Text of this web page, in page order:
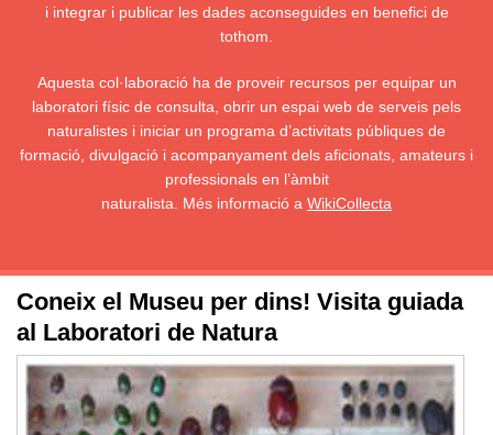
i integrar i publicar les dades aconseguides en benefici de
tothom.
Aquesta col·laboració ha de proveir recursos per equipar un
laboratori físic de consulta, obrir un espai web de serveis pels
naturalistes i iniciar un programa d’activitats públiques de
formació, divulgació i acompanyament dels aficionats, amateurs i
professionals en l’àmbit
naturalista. Més informació a WikiCollecta
Coneix el Museu per dins! Visita guiada
al Laboratori de Natura